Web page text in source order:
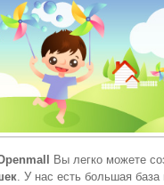
Вы легко можете
. У нас есть большая